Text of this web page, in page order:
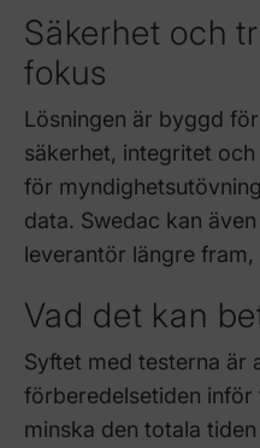
Säkerhet och
fokus
Lösningen är byggd
säkerhet, integritet
för
data. Swedac kan
leverantör längre
Vad det kan
Syftet med testerna är
förberedelsetiden inför
minska den totala